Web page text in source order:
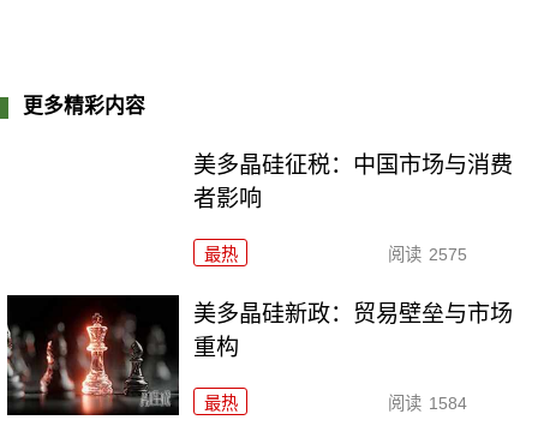
更多精彩内容
美多晶硅征税：中国市场与消费
者影响
最热 阅读 2575
美多晶硅新政：贸易壁垒与市场
重构
最热 阅读 1584